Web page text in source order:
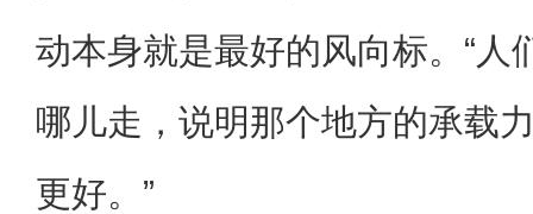
动本身就是最好的风向标。“人
哪儿走，说明那个地方的承载
更好。”